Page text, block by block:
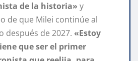
de la historia» y
de que Milei continúe al
después de 2027. «Estoy
que ser el primer